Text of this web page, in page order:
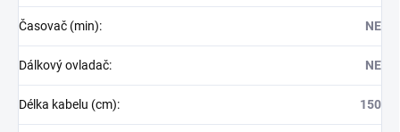
Časovač (min): NE
Dálkový ovladač: NE
Délka kabelu (cm): 150